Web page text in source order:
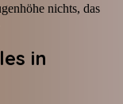
nichts, das
in